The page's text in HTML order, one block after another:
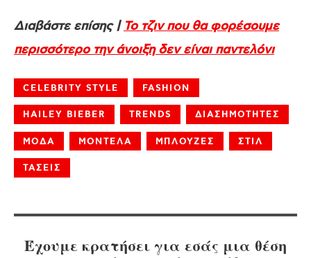
Διαβάστε επίσης | Το τζιν που θα φορέσουμε
περισσότερο την άνοιξη δεν είναι παντελόνι
CELEBRITY STYLE FASHION
HAILEY BIEBER TRENDS ΔΙΑΣΗΜΟΤΗΤΕΣ
ΜΟΔΑ ΜΟΝΤΕΛΑ ΜΠΛΟΥΖΕΣ ΣΤΙΛ
ΤΑΣΕΙΣ
Έχουμε κρατήσει για εσάς μια θέση